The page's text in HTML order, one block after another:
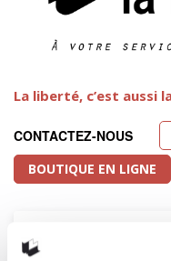
La liberté, c’est aussi
CONTACTEZ-NOUS
BOUTIQUE EN LIGNE